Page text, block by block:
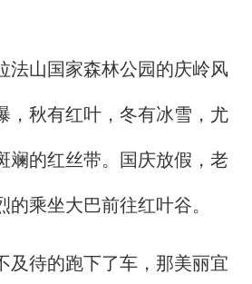
法山国家森林公园的庆岭风
，秋有红叶，冬有冰雪，尤
斓的红丝带。国庆放假，老
乘坐大巴前往红叶谷。
及待的跑下了车，那美丽宜